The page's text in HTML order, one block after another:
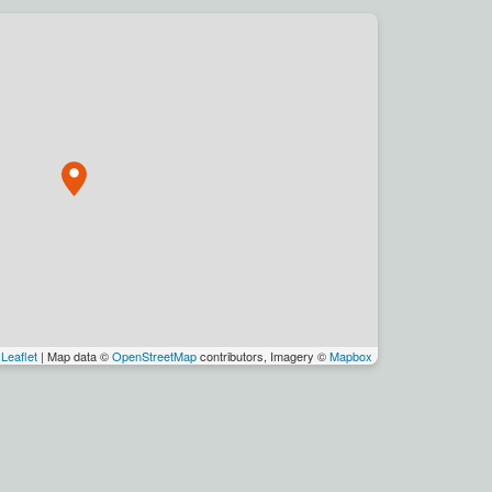
Leaflet | Map data ©OpenStreetMapcontributors, Imagery ©Mapbox